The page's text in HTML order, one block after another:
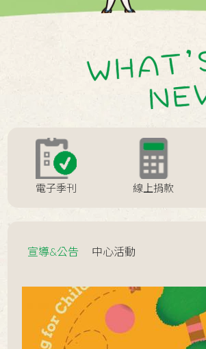
歷年園遊會徵信資
單下載 >歷年徵信資
電子季刊 線上捐款
宣導&公告 中心活動